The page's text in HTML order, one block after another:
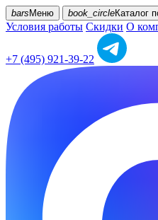
bars Меню book_circleКаталог
Условия работы Скидки О
+7 (495) 921-39-22